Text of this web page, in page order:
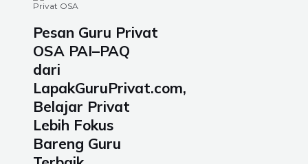
Privat OSA
Pesan Guru Privat
OSA PAI–PAQ
dari
LapakGuruPrivat.com,
Belajar Privat
Lebih Fokus
Bareng Guru